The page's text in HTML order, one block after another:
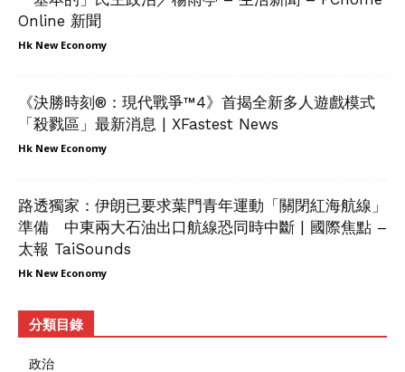
Online 新聞
Hk New Economy
《決勝時刻®：現代戰爭™4》首揭全新多人遊戲模式
「殺戮區」最新消息 | XFastest News
Hk New Economy
路透獨家：伊朗已要求葉門青年運動「關閉紅海航線」
準備 中東兩大石油出口航線恐同時中斷 | 國際焦點 –
太報 TaiSounds
Hk New Economy
分類目錄
政治